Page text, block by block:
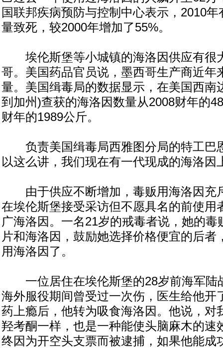
国联邦疾病预防与控制中心表示，2010
量致死，较2000年增加了55%。
埃伦斯堡等小城镇的海洛因供应有很
哥。美国药品官员说，墨西哥生产商近年
量。美国缉毒局的数据显示，在美国西南
到加州)查获的海洛因数量从2008财年的
财年的1989公斤。
负责美国缉毒局西雅图分局的特工巴
以这么讲，我们现在有一代现成的海洛因
由于供应不断增加，毒贩用海洛因充
在埃伦斯堡接受采访但不愿具名的前使用
广海洛因。一名21岁的戒毒者说，她的毒
片和海洛因，鼓励她选择价格便宜的后者
用海洛因了。
一位居住在埃伦斯堡的28岁前海军陆
海外服役期间曾受过一次伤，医生给他开
药上瘾后，他转为吸食海洛因。他说，对
羟考酮一样，也是一种能使头脑麻木的速
终因为开空头支票而被逮捕，如果他能成